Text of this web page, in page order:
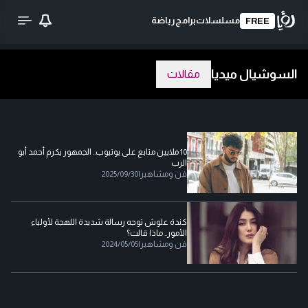
FREE مسلسلاتبرامج رياضة
السوشيال ميديا مقالات
10 ملايين متابع على يوتيوب.. الجمهور يكرم أحمد أبو
الرب
فن ومشاهير |
2025/09/30
كندة علوش توجه رسالة شديدة اللهجة لأولياء
الأمور.. ماذا قالت؟
فن ومشاهير |
2024/05/05